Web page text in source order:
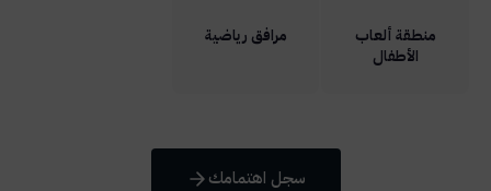
منطقة ألعاب
الأطفال
مرافق رياضية
سجل اهتمامك